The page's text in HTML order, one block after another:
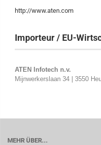
http://www.aten.com
Importeur / EU-
ATEN Infotech n.v.
Mijnwerkerslaan 34 | 3550
MEHR ÜBER...